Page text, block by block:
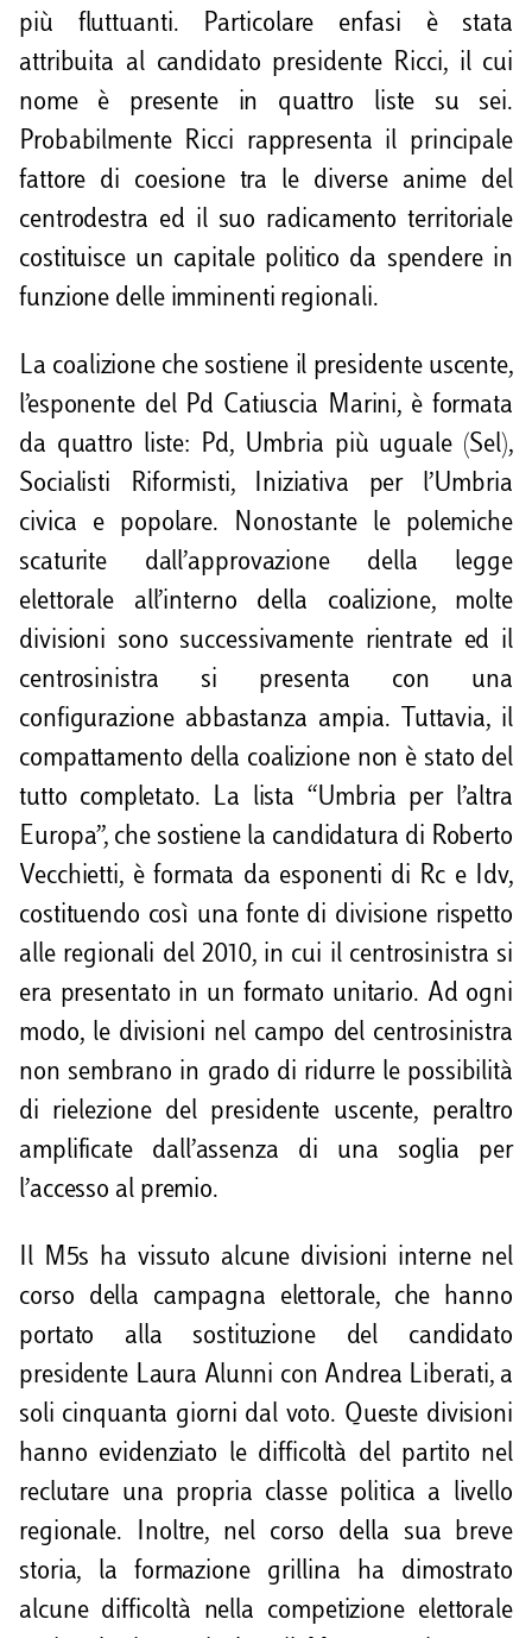
più fluttuanti. Particolare enfasi è stata
attribuita al candidato presidente Ricci, il cui
nome è presente in quattro liste su sei.
Probabilmente Ricci rappresenta il principale
fattore di coesione tra le diverse anime del
centrodestra ed il suo radicamento territoriale
costituisce un capitale politico da spendere in
funzione delle imminenti regionali.
La coalizione che sostiene il presidente uscente,
l’esponente del Pd Catiuscia Marini, è formata
da quattro liste: Pd, Umbria più uguale (Sel),
Socialisti Riformisti, Iniziativa per l’Umbria
civica e popolare. Nonostante le polemiche
scaturite dall’approvazione della legge
elettorale all’interno della coalizione, molte
divisioni sono successivamente rientrate ed il
centrosinistra si presenta con una
configurazione abbastanza ampia. Tuttavia, il
compattamento della coalizione non è stato del
tutto completato. La lista “Umbria per l’altra
Europa”, che sostiene la candidatura di Roberto
Vecchietti, è formata da esponenti di Rc e Idv,
costituendo così una fonte di divisione rispetto
alle regionali del 2010, in cui il centrosinistra si
era presentato in un formato unitario. Ad ogni
modo, le divisioni nel campo del centrosinistra
non sembrano in grado di ridurre le possibilità
di rielezione del presidente uscente, peraltro
amplificate dall’assenza di una soglia per
l’accesso al premio.
Il M5s ha vissuto alcune divisioni interne nel
corso della campagna elettorale, che hanno
portato alla sostituzione del candidato
presidente Laura Alunni con Andrea Liberati, a
soli cinquanta giorni dal voto. Queste divisioni
hanno evidenziato le difficoltà del partito nel
reclutare una propria classe politica a livello
regionale. Inoltre, nel corso della sua breve
storia, la formazione grillina ha dimostrato
alcune difficoltà nella competizione elettorale